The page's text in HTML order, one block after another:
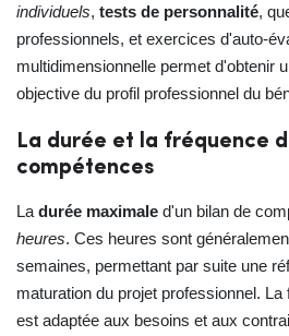
individuels, tests de personnalité,
professionnels, et exercices d'auto-
multidimensionnelle permet d'obtenir
objective du profil professionnel du
La durée et la fréquence
compétences
La durée maximale d'un bilan de
heures. Ces heures sont
semaines, permettant par suite une
maturation du projet professionnel.
est adaptée aux besoins et aux